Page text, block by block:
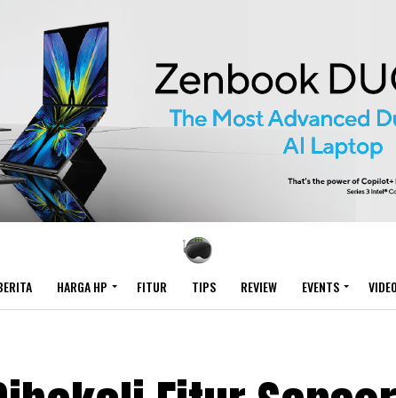
HARGA HP FITUR TIPS REVIEW EVENTS